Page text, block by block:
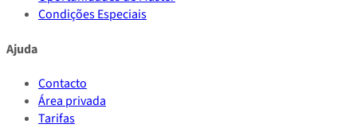
Condições Especiais
Ajuda
Contacto
Área privada
Tarifas